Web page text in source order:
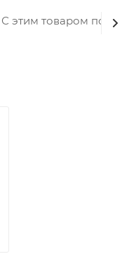
С этим товаром